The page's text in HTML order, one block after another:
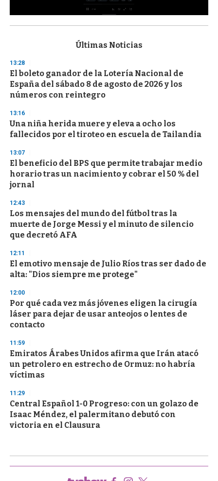
s
d
s
o
f
3
s
e
c
o
d
s
Últimas Noticias
13:28
El boleto ganador de la Lotería Nacional de
España del sábado 8 de agosto de 2026 y los
números con reintegro
13:16
Una niña herida muere y eleva a ocho los
fallecidos por el tiroteo en escuela de Tailandia
13:07
El beneficio del BPS que permite trabajar medio
horario tras un nacimiento y cobrar el 50 % del
jornal
12:43
Los mensajes del mundo del fútbol tras la
muerte de Jorge Messi y el minuto de silencio
que decretó AFA
12:11
El emotivo mensaje de Julio Ríos tras ser dado de
alta: "Dios siempre me protege"
12:00
Por qué cada vez más jóvenes eligen la cirugía
láser para dejar de usar anteojos o lentes de
contacto
11:59
Emiratos Árabes Unidos afirma que Irán atacó
un petrolero en estrecho de Ormuz: no habría
víctimas
11:29
Central Español 1-0 Progreso: con un golazo de
Isaac Méndez, el palermitano debutó con
victoria en el Clausura